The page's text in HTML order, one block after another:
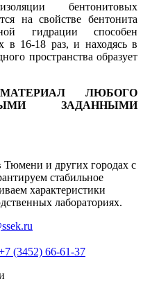
бентонитовых
на свойстве бентонита
гидрации способен
в 16-18 раз, и находясь в
пространства образует
ЛЮБОГО
ЗАДАННЫМИ
и других городах с
стабильное
характеристики
лабораториях.
(3452) 66-61-37